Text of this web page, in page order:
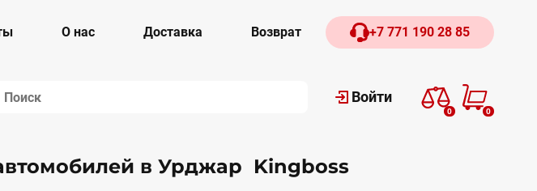
О нас Доставка Возврат +7 771 190 28 85
Войти
0 0
в Урджар Kingboss